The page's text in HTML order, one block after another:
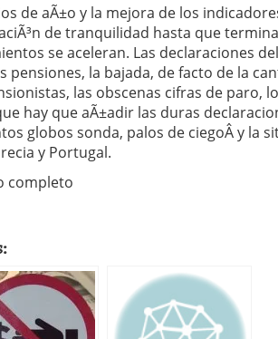
de aÃ±o y la mejora de los
de tranquilidad hasta que
se aceleran. Las declaraciones
pensiones, la bajada, de facto de la
las obscenas cifras de paro,
hay que aÃ±adir las duras
globos sonda, palos de ciegoÂ y la
y Portugal.
completo